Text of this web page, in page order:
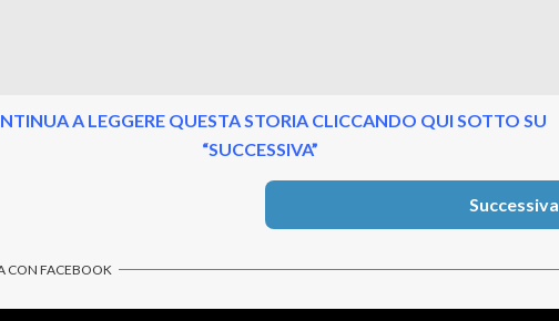
A LEGGERE QUESTA STORIA CLICCANDO QUI SOTTO SU
“SUCCESSIVA”
Successiva
CON FACEBOOK